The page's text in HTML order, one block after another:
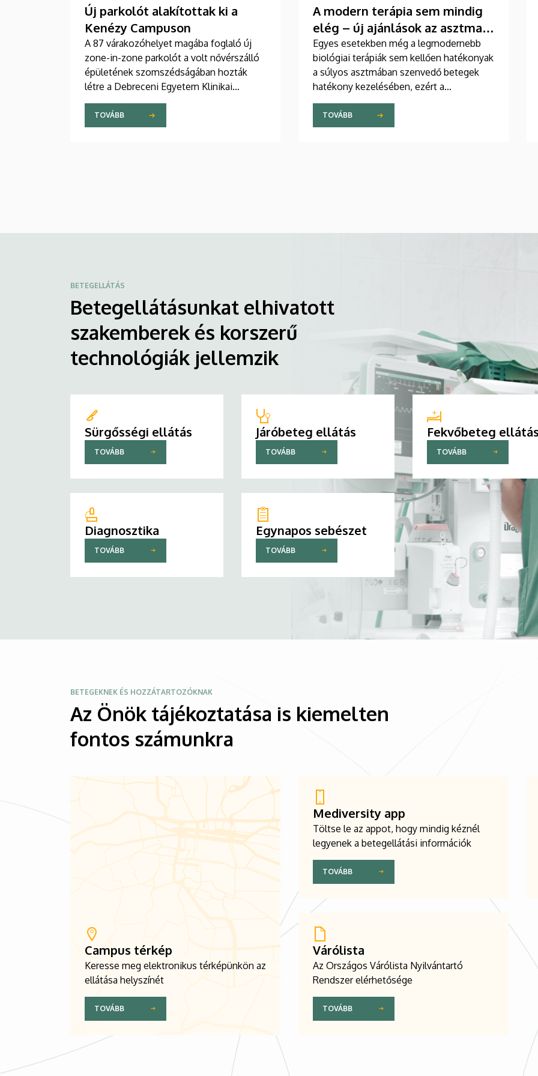
Új parkolót alakítottak ki a
Kenézy Campuson
A 87 várakozóhelyet magába foglaló új
zone-in-zone parkolót a volt nővérszálló
épületének szomszédságában hozták
létre a Debreceni Egyetem Klinikai
Központ Kenézy Gyula Campusán. Az új
területet várhatóan augusztusban nyitják
meg a járművek előtt.
TOVÁBB
A modern terápia sem mindig
elég – új ajánlások az asztma
kezelésében
Egyes esetekben még a legmodernebb
biológiai terápiák sem kellően hatékonyak
a súlyos asztmában szenvedő betegek
hatékony kezelésében, ezért a
szakemberek az új gyógyszerek
kifejlesztésére irányuló kutatások
felgyorsítását sürgetik. A témában a
TOVÁBB
BETEGELLÁTÁS
Betegellátásunkat elhivatott
szakemberek és korszerű
technológiák jellemzik
Sürgősségi ellátás
TOVÁBB
Járóbeteg ellátás
TOVÁBB
Fekvőbeteg
TOVÁBB
Diagnosztika
TOVÁBB
Egynapos sebészet
TOVÁBB
BETEGEKNEK ÉS HOZZÁTARTOZÓKNAK
Az Önök tájékoztatása is kiemelten
fontos számunkra
Campus térkép
Keresse meg elektronikus térképünkön az
ellátása helyszínét
TOVÁBB
Mediversity app
Töltse le az appot, hogy mindig kéznél
legyenek a betegellátási információk
TOVÁBB
Várólista
Az Országos Várólista Nyilvántartó
Rendszer elérhetősége
TOVÁBB